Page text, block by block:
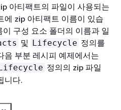
아티팩트의 파일이 사용되는
에 zip 아티팩트 이름이 있습
구성 요소 폴더의 이름과 일
및 Lifecycle 정의를
음 부분 레시피 예제에서는
정의의 zip 파일
니다.